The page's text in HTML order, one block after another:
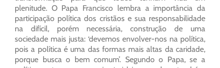
plenitude. O Papa Francisco lembra a importância da
participação política dos cristãos e sua responsabilidade
na difícil, porém necessária, construção de uma
sociedade mais justa: ‘devemos envolver-nos na política,
pois a política é uma das formas mais altas da caridade,
porque busca o bem comum’. Segundo o Papa, se a